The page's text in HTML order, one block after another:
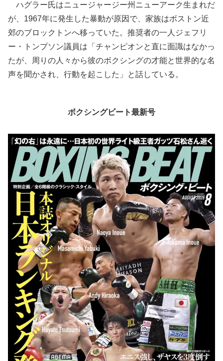
ハグラー氏はニュージャージー州ニューアーク生まれだ
が、1967年に発生した暴動が原因で、家族はボストン近
郊のブロックトンへ移っていた。推奨者の一人ジェフリ
ー・トンプソン議員は「チャンピオンと直に面識はなかっ
たが、周りの人々から彼のボクシングの才能と世界的な名
声を聞かされ、行動を起こした」と話している。
ボクシングビート最新号